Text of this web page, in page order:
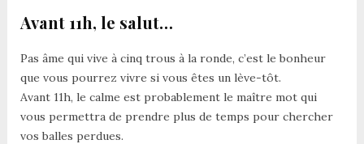
Avant 11h, le salut…
Pas âme qui vive à cinq trous à la ronde, c’est le bonheur
que vous pourrez vivre si vous êtes un lève-tôt.
Avant 11h, le calme est probablement le maître mot qui
vous permettra de prendre plus de temps pour chercher
vos balles perdues.